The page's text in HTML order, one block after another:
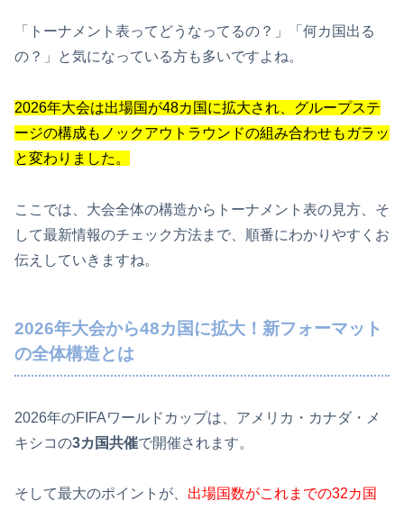
「トーナメント表ってどうなってるの？」「何カ国出る
の？」と気になっている方も多いですよね。
2026年大会は出場国が48カ国に拡大され、グループステ
ージの構成もノックアウトラウンドの組み合わせもガラッ
と変わりました。
ここでは、大会全体の構造からトーナメント表の見方、そ
して最新情報のチェック方法まで、順番にわかりやすくお
伝えしていきますね。
2026年大会から48カ国に拡大！新フォーマット
の全体構造とは
2026年のFIFAワールドカップは、アメリカ・カナダ・メ
キシコの3カ国共催で開催されます。
そして最大のポイントが、 出場国数がこれまでの32カ国